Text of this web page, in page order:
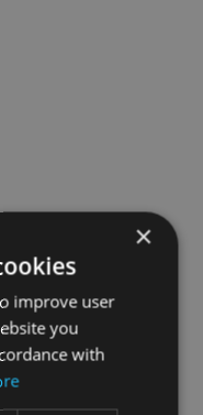
×
improve user
you
with